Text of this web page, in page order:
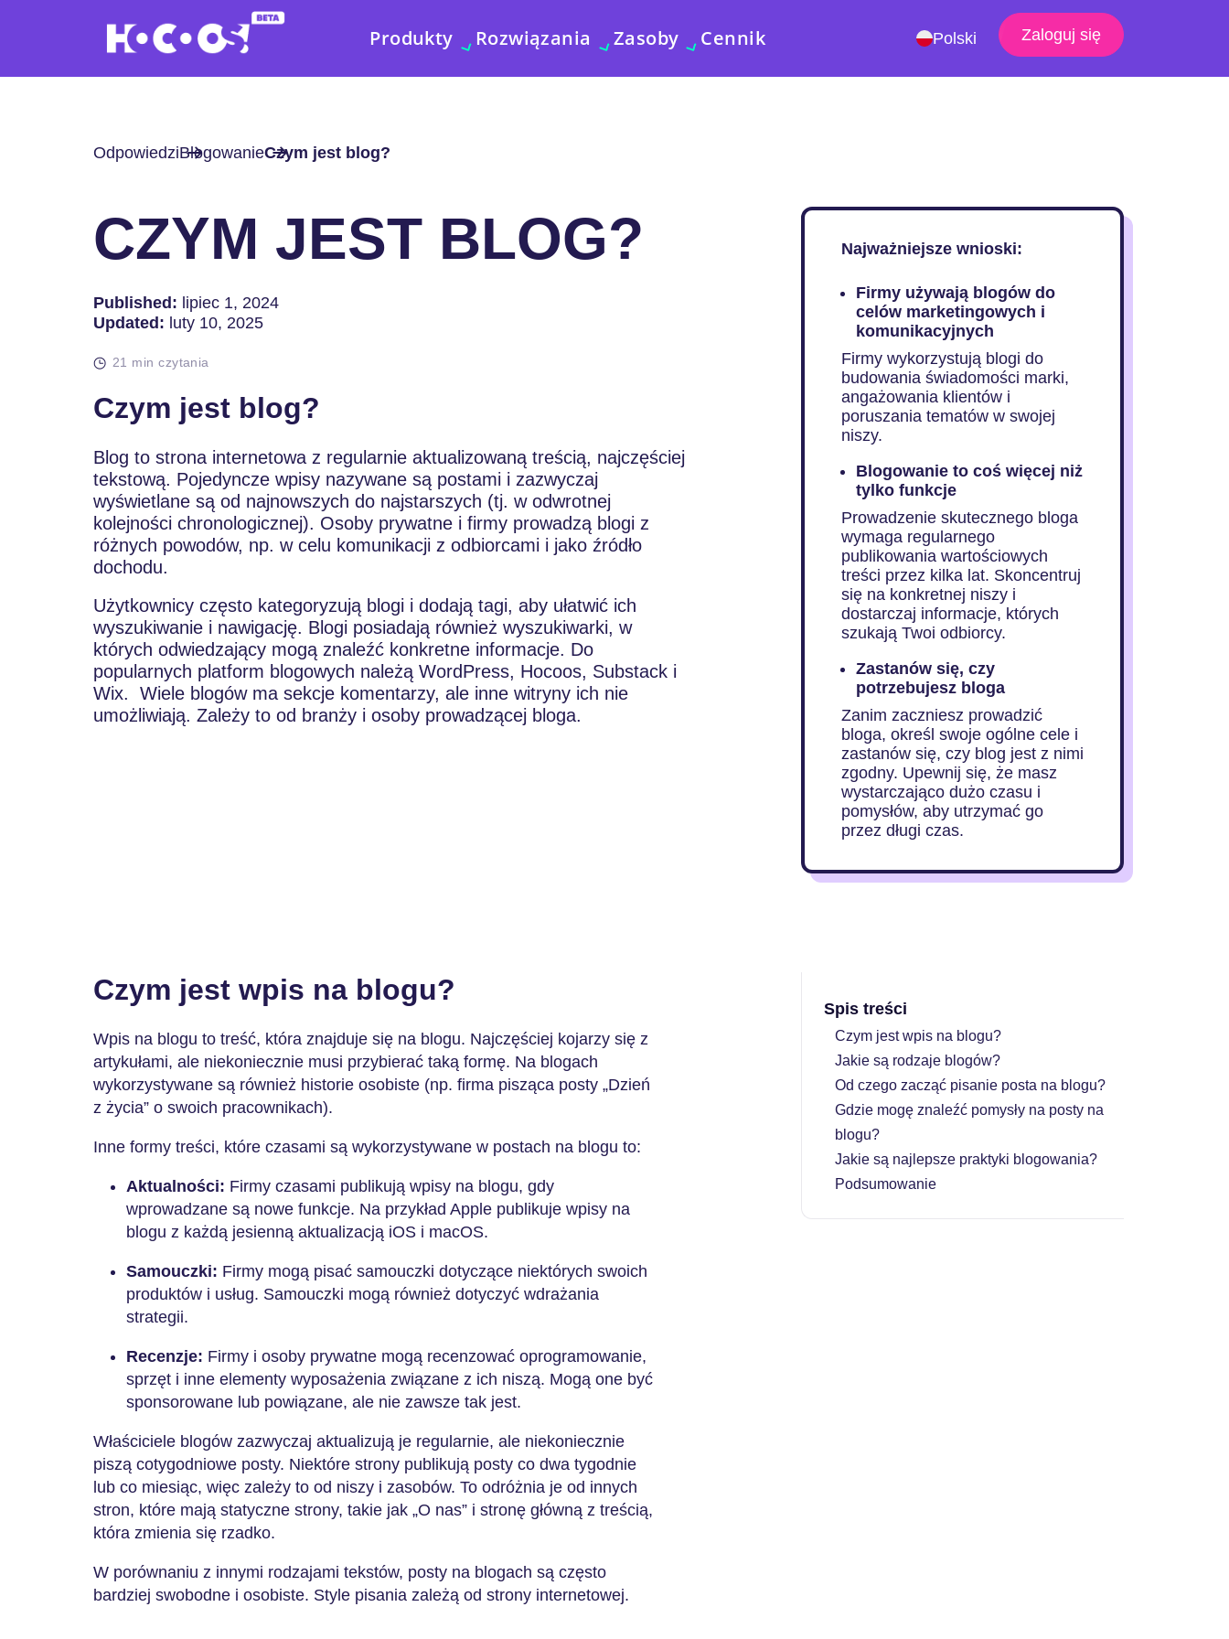
Produkty Rozwiązania Zasoby Cennik Polski Zaloguj się
OdpowiedziBlogowanieCzym jest blog?
CZYM JEST BLOG?
Published: lipiec 1, 2024
Updated: luty 10, 2025
21 min czytania
Czym jest blog?
Blog to strona internetowa z regularnie aktualizowaną treścią, najczęściej
tekstową. Pojedyncze wpisy nazywane są postami i zazwyczaj
wyświetlane są od najnowszych do najstarszych (tj. w odwrotnej
kolejności chronologicznej). Osoby prywatne i firmy prowadzą blogi z
różnych powodów, np. w celu komunikacji z odbiorcami i jako źródło
dochodu.
Użytkownicy często kategoryzują blogi i dodają tagi, aby ułatwić ich
wyszukiwanie i nawigację. Blogi posiadają również wyszukiwarki, w
których odwiedzający mogą znaleźć konkretne informacje. Do
popularnych platform blogowych należą WordPress, Hocoos, Substack i
Wix.
Wiele blogów ma sekcje komentarzy, ale inne witryny ich nie
umożliwiają. Zależy to od branży i osoby prowadzącej bloga.
Najważniejsze wnioski:
Firmy używają blogów do
celów marketingowych i
komunikacyjnych
Firmy wykorzystują blogi do
budowania świadomości marki,
angażowania klientów i
poruszania tematów w swojej
niszy.
Blogowanie to coś więcej niż
tylko funkcje
Prowadzenie skutecznego bloga
wymaga regularnego
publikowania wartościowych
treści przez kilka lat. Skoncentruj
się na konkretnej niszy i
dostarczaj informacje, których
szukają Twoi odbiorcy.
Zastanów się, czy
potrzebujesz bloga
Zanim zaczniesz prowadzić
bloga, określ swoje ogólne cele i
zastanów się, czy blog jest z nimi
zgodny. Upewnij się, że masz
wystarczająco dużo czasu i
pomysłów, aby utrzymać go
przez długi czas.
Czym jest wpis na blogu?
Wpis na blogu to treść, która znajduje się na blogu. Najczęściej kojarzy się z
artykułami, ale niekoniecznie musi przybierać taką formę. Na blogach
wykorzystywane są również historie osobiste (np. firma pisząca posty „Dzień
z życia” o swoich pracownikach).
Inne formy treści, które czasami są wykorzystywane w postach na blogu to:
Aktualności: Firmy czasami publikują wpisy na blogu, gdy
wprowadzane są nowe funkcje. Na przykład Apple publikuje wpisy na
blogu z każdą jesienną aktualizacją iOS i macOS.
Samouczki: Firmy mogą pisać samouczki dotyczące niektórych swoich
produktów i usług. Samouczki mogą również dotyczyć wdrażania
strategii.
Recenzje: Firmy i osoby prywatne mogą recenzować oprogramowanie,
sprzęt i inne elementy wyposażenia związane z ich niszą. Mogą one być
sponsorowane lub powiązane, ale nie zawsze tak jest.
Właściciele blogów zazwyczaj aktualizują je regularnie, ale niekoniecznie
piszą cotygodniowe posty. Niektóre strony publikują posty co dwa tygodnie
lub co miesiąc, więc zależy to od niszy i zasobów. To odróżnia je od innych
stron, które mają statyczne strony, takie jak „O nas” i stronę główną z treścią,
która zmienia się rzadko.
W porównaniu z innymi rodzajami tekstów, posty na blogach są często
bardziej swobodne i osobiste. Style pisania zależą od strony internetowej.
Spis treści
Czym jest wpis na blogu?
Jakie są rodzaje blogów?
Od czego zacząć pisanie posta na blogu?
Gdzie mogę znaleźć pomysły na posty na
blogu?
Jakie są najlepsze praktyki blogowania?
Podsumowanie